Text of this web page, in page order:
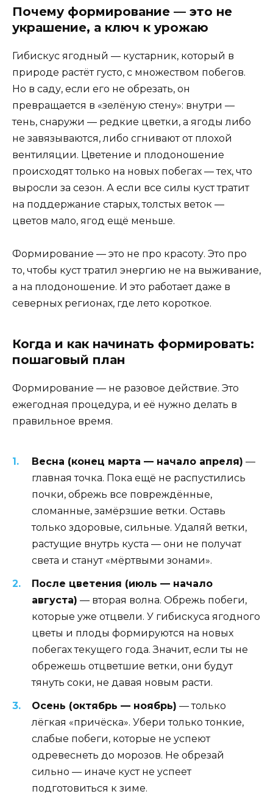
Почему формирование — это не
украшение, а ключ к урожаю
Гибискус ягодный — кустарник, который в
природе растёт густо, с множеством побегов.
Но в саду, если его не обрезать, он
превращается в «зелёную стену»: внутри —
тень, снаружи — редкие цветки, а ягоды либо
не завязываются, либо сгнивают от плохой
вентиляции. Цветение и плодоношение
происходят только на новых побегах — тех, что
выросли за сезон. А если все силы куст тратит
на поддержание старых, толстых веток —
цветов мало, ягод ещё меньше.
Формирование — это не про красоту. Это про
то, чтобы куст тратил энергию не на выживание,
а на плодоношение. И это работает даже в
северных регионах, где лето короткое.
Когда и как начинать формировать:
пошаговый план
Формирование — не разовое действие. Это
ежегодная процедура, и её нужно делать в
правильное время.
Весна (конец марта — начало апреля) —
главная точка. Пока ещё не распустились
почки, обрежь все повреждённые,
сломанные, замёрзшие ветки. Оставь
только здоровые, сильные. Удаляй ветки,
растущие внутрь куста — они не получат
света и станут «мёртвыми зонами».
После цветения (июль — начало
августа) — вторая волна. Обрежь побеги,
которые уже отцвели. У гибискуса ягодного
цветы и плоды формируются на новых
побегах текущего года. Значит, если ты не
обрежешь отцветшие ветки, они будут
тянуть соки, не давая новым расти.
Осень (октябрь — ноябрь) — только
лёгкая «причёска». Убери только тонкие,
слабые побеги, которые не успеют
одревеснеть до морозов. Не обрезай
сильно — иначе куст не успеет
подготовиться к зиме.